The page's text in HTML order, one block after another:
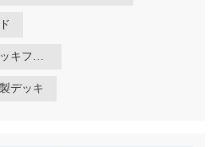
耐久性の高い竹製デッキフローリング
デッキ